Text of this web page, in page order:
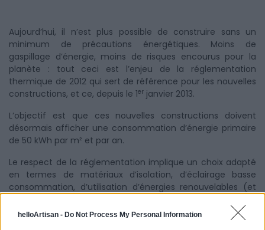
helloArtisan - Do Not Process My Personal Information
Aujourd’hui, il n’est plus possible de construire sans un
minimum de précautions énergétiques. Moins de
gaspillage d’énergie, moins de risques encourus pour la
planète : tout ceci est l’enjeu de la réglementation
thermique de 2012 qui sert de référence pour les nouvelles
constructions, et ce, depuis le 1er janvier 2013.
L’objectif est que ces nouvelles constructions doivent
désormais afficher une consommation d’énergie primaire
de 50 kWh par m² et par an.
Le respect de la réglementation implique un choix adapté
en termes de matériaux d’isolation, d’éclairage basse
consommation, d’utilisation d’énergies renouvelables (et
bâtisse pour lui permettre une meilleure efficacité